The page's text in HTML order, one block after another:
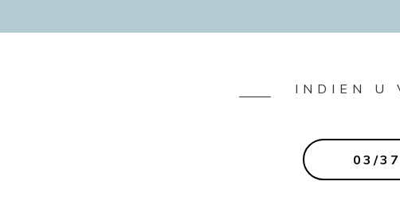
INDIEN U
03/